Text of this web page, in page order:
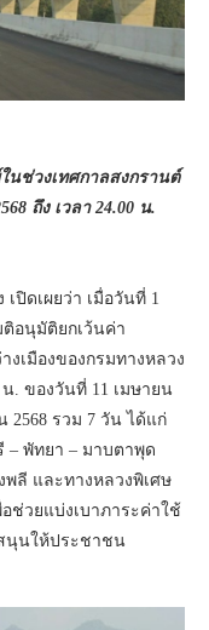
นช่วงเทศกาลสงกรานต์
ถึง เวลา 24.00 น.
ปิดเผยว่า เมื่อวันที่ 1
อนุมัติยกเว้นค่า
งเมืองของกรมทางหลวง
. ของวันที่ 11 เมษายน
2568 รวม 7 วัน ได้แก่
– พัทยา – มาบตาพุด
พลี และทางหลวงพิเศษ
ช่วยแบ่งเบาภาระค่าใช้
นุนให้ประชาชน